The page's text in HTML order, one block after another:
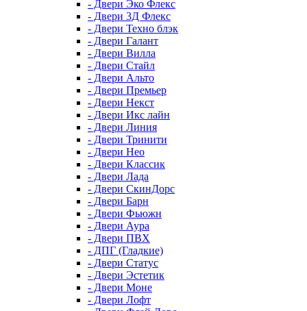
- Двери Эко Флекс
- Двери 3Д Флекс
- Двери Техно блэк
- Двери Галант
- Двери Вилла
- Двери Стайл
- Двери Альто
- Двери Премьер
- Двери Некст
- Двери Икс лайн
- Двери Линия
- Двери Тринити
- Двери Нео
- Двери Классик
- Двери Лада
- Двери СкинДорс
- Двери Барн
- Двери Фьюжн
- Двери Аура
- Двери ПВХ
- ДПГ (Гладкие)
- Двери Статус
- Двери Эстетик
- Двери Моне
- Двери Лофт